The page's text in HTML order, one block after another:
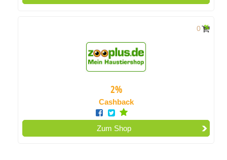
0
2%
Cashback
Zum Shop